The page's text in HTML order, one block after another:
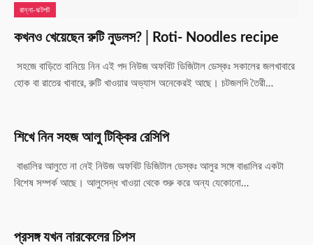
রান্না-ঝটপট
কখনও খেয়েছেন রুটি নুডলস?│Roti- Noodles recipe
সহজে বাড়িতে বানিয়ে নিন এই পদ নিউজ অফবিট ডিজিটাল ডেস্কঃ সকালের জলখাবারে
হোক বা রাতের খাবারে, রুটি খাওয়ার অভ্যাস অনেকেরই আছে। চটজলদি তৈরী…
শিখে নিন সহজ আলু টিক্কির রেসিপি
বাঙালির আলুতে না নেই নিউজ অফবিট ডিজিটাল ডেস্কঃ আলুর সঙ্গে বাঙালির একটা
বিশেষ সম্পর্ক আছে। আলুসেদ্ধ খাওয়া থেকে শুরু করে অন্য যেকোনো…
প্রসঙ্গ যখন নারকেলের চিপস